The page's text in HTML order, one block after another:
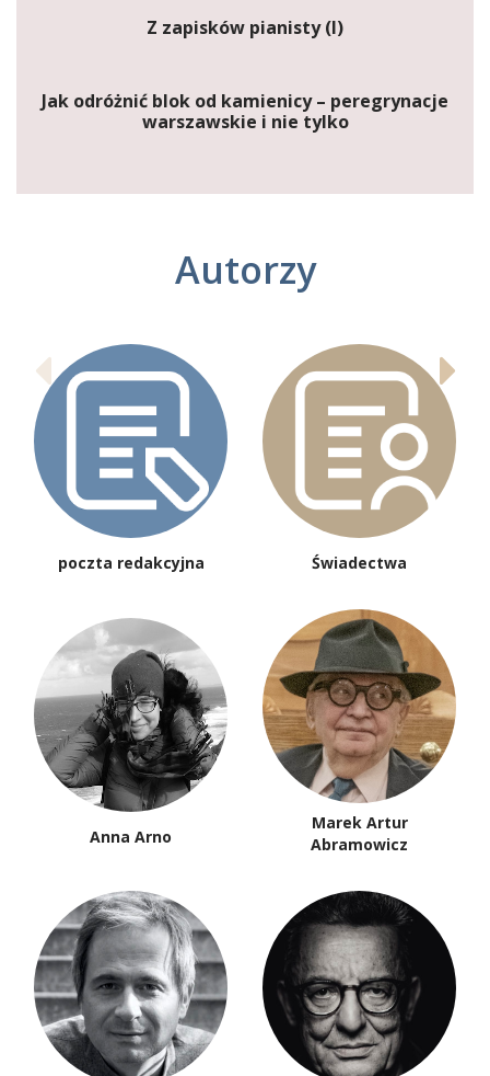
Z zapisków pianisty (I)
Jak odróżnić blok od kamienicy – peregrynacje
warszawskie i nie tylko
Autorzy
poczta redakcyjna Świadectwa
Anna Arno
Marek Artur
Abramowicz